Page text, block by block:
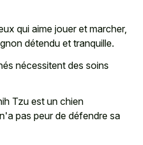
qui aime jouer et marcher,
détendu et tranquille.
nécessitent des soins
Tzu est un chien
pas peur de défendre sa